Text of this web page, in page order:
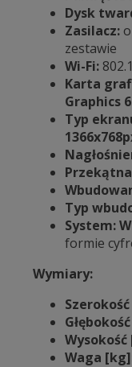
Dysk
Zasilacz:
zestawie
Wi-Fi:
Karta
Graphics
Typ
Typ
System:
formie
Wymiary:
Waga